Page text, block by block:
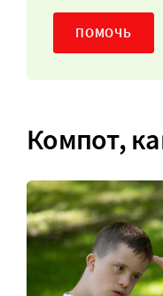
ПОМОЧЬ
Компот,